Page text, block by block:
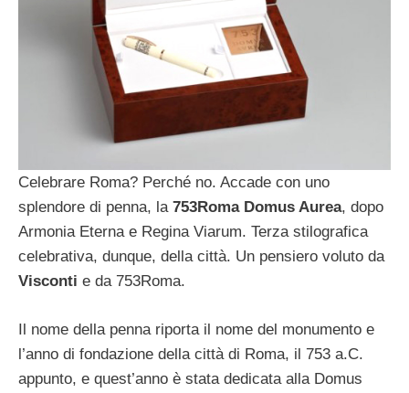
Celebrare Roma? Perché no. Accade con uno
splendore di penna, la 753Roma Domus Aurea, dopo
Armonia Eterna e Regina Viarum. Terza stilografica
celebrativa, dunque, della città. Un pensiero voluto da
Visconti e da 753Roma.
Il nome della penna riporta il nome del monumento e
l’anno di fondazione della città di Roma, il 753 a.C.
appunto, e quest’anno è stata dedicata alla Domus